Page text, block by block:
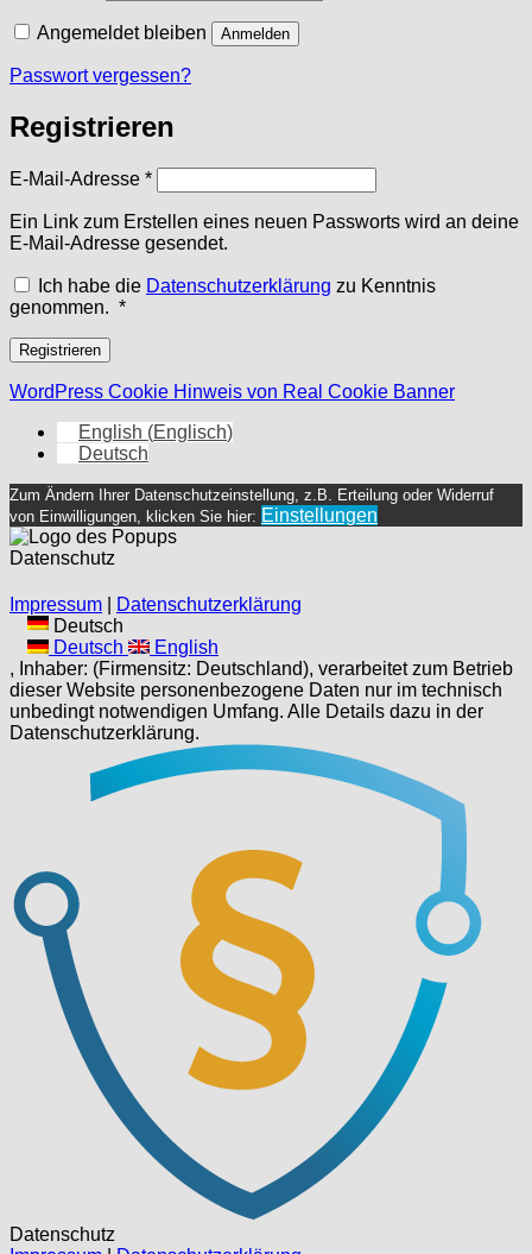
Angemeldet bleiben Anmelden
Passwort vergessen?
Registrieren
E-Mail-Adresse *Erforderlich
Ein Link zum Erstellen eines neuen Passworts wird an deine
E-Mail-Adresse gesendet.
Ich habe die Datenschutzerklärung zu Kenntnis
genommen. *Erforderlich
Registrieren
WordPress Cookie Hinweis von Real Cookie Banner
English (Englisch)
Deutsch
Zum Ändern Ihrer Datenschutzeinstellung, z.B. Erteilung oder Widerruf
von Einwilligungen, klicken Sie hier: Einstellungen
Datenschutz
Impressum
Datenschutzerklärung
Deutsch
Deutsch
English
, Inhaber: (Firmensitz: Deutschland), verarbeitet zum Betrieb
dieser Website personenbezogene Daten nur im technisch
unbedingt notwendigen Umfang. Alle Details dazu in der
Datenschutzerklärung.
Datenschutz